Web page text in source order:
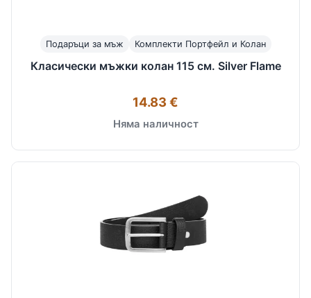
Подаръци за мъж Комплекти Портфейл и Колан
Класически мъжки колан 115 см. Silver Flame
14.83 €
Няма наличност